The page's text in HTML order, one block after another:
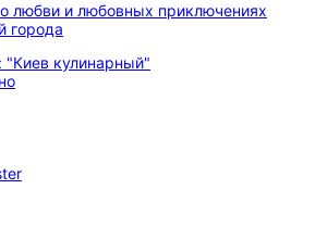
любви и любовных приключениях
города